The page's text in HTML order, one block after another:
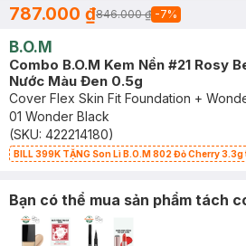
787.000 ₫846.000 ₫ -7%
B.O.M
Combo B.O.M Kem Nền #21 Rosy
Nước Màu Đen 0.5g
Cover Flex Skin Fit Foundation +
01 Wonder Black
(SKU: 422214180)
BILL 399K TẶNG Son Lì B.O.M 802 Đỏ Cherry
Bạn có thể mua sản phẩm tách